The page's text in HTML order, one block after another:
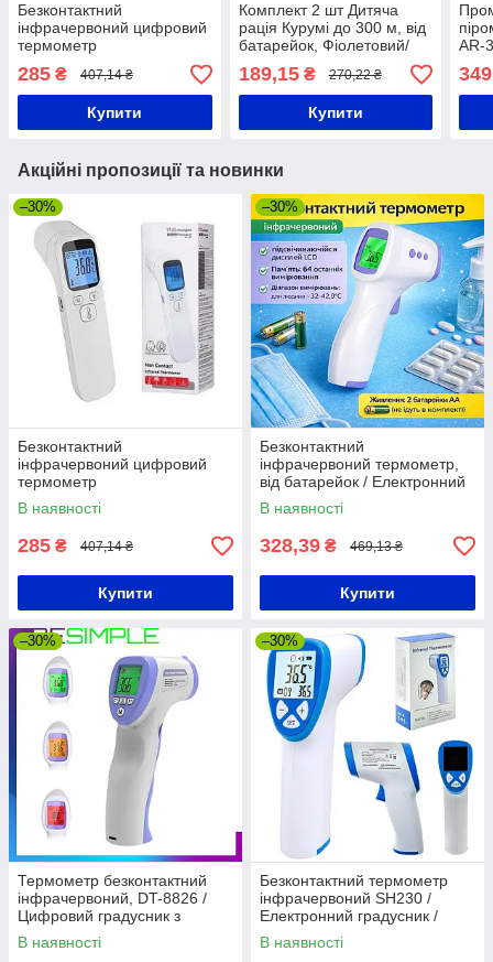
Безконтактний
інфрачервоний цифровий
термометр
285 ₴ 407,14 ₴
Купити
Комплект 2 шт Дитяча
рація Курумі до 300 м, від
батарейок, Фіолетовий/
Набір із двох рацій для
дітей/Грушна рація
189,15₴ 270,22 ₴
Купити
AR-
349
Акційні пропозиції та новинки
–30%
Безконтактний
інфрачервоний цифровий
термометр
В наявності
285 ₴ 407,14 ₴
Купити
–30%
Безконтактний
інфрачервоний термометр,
від батарейок / Електронний
градусник / Електронний
градусник / Цифровий
градусник
В наявності
328,39 ₴ 469,13 ₴
Купити
–30%
Термометр безконтактний
інфрачервоний, DT-8826 /
Цифровий градусник з
екраном / Медичний
термометр
В наявності
–30%
Безконтактний термометр
інфрачервоний SH230 /
Електронний градусник /
Цифровий градусник /
Цифровий термометр
В наявності